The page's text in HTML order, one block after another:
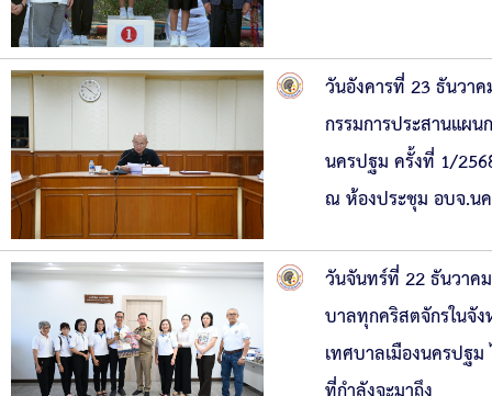
วันอังคารที่ 23 ธันวา
กรรมการประสานแผ
นครปฐม ครั้งที่ 1/
ณ ห้องประชุม อบจ.น
วันจันทร์ที่ 22 ธันวาค
บาลทุกคริสตจักรในจั
เทศบาลเมืองนครปฐ